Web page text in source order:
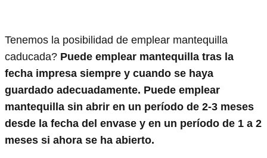
Tenemos la posibilidad de emplear mantequilla
caducada? Puede emplear mantequilla tras la
fecha impresa siempre y cuando se haya
guardado adecuadamente. Puede emplear
mantequilla sin abrir en un período de 2-3 meses
desde la fecha del envase y en un período de 1 a 2
meses si ahora se ha abierto.